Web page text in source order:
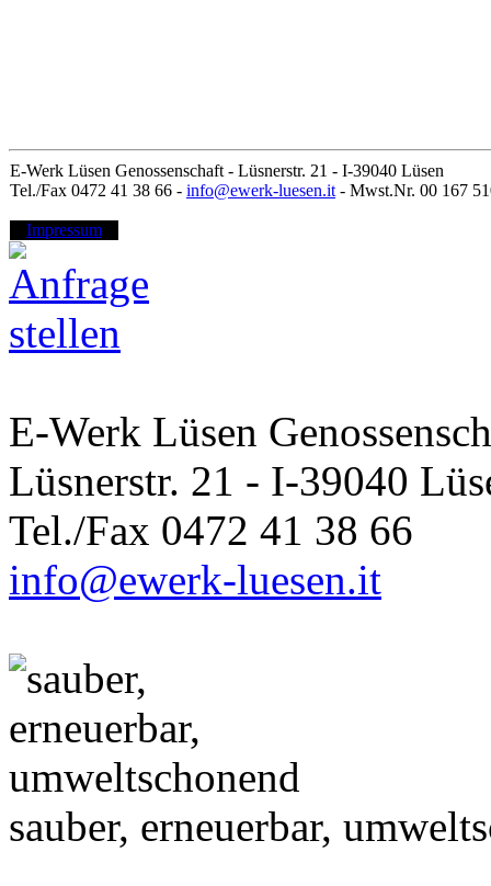
E-Werk Lüsen Genossenschaft - Lüsnerstr. 21 - I-39040 Lüsen
Tel./Fax 0472 41 38 66 - info@ewerk-luesen.it - Mwst.Nr. 00 167
Impressum
E-Werk Lüsen
Lüsnerstr. 21 - I-39040
Tel./Fax 0472 41 38 66
info@ewerk-luesen.it
sauber, erneuerbar,